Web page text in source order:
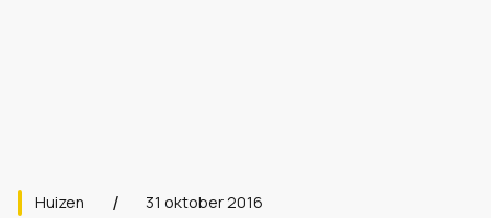
Huizen 31 oktober 2016